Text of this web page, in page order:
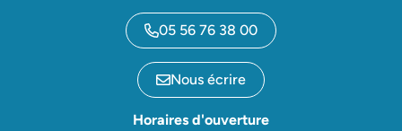
05 56 76 38 00
Nous écrire
Horaires d'ouverture